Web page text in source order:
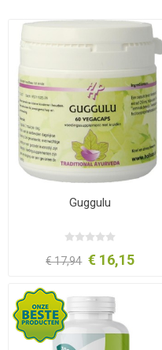
Guggulu
€ 17,94 € 16,15